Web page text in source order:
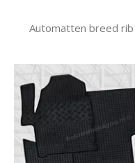
Automatten breed rib